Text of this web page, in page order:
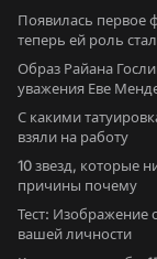
Появилась первое
теперь ей роль
Образ Райана
уважения Еве
С какими
взяли на работу
10 звезд, которые
причины почему
Тест: Изображение
вашей личности